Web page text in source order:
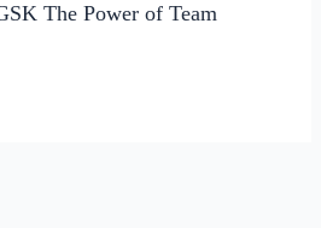
The Power of Team